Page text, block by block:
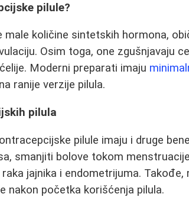
pilule?
male količine sintetskih hormona,
Osim toga, one zgušnjavaju
Moderni preparati imaju
ranije verzije pilula.
pilula
pilule imaju i druge
smanjiti bolove tokom
jajnika i endometrijuma. Takođe,
nakon početka korišćenja pilula.